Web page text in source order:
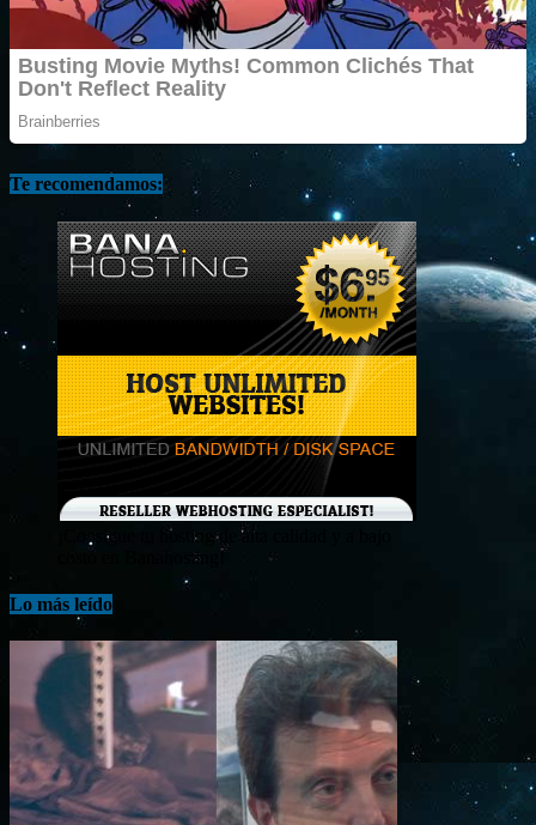
Te recomendamos:
¡Consigue tu hosting de alta calidad y a bajo
costo en Banahosting!
Lo más leído